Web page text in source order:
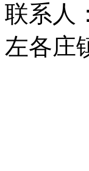
联系人
左各